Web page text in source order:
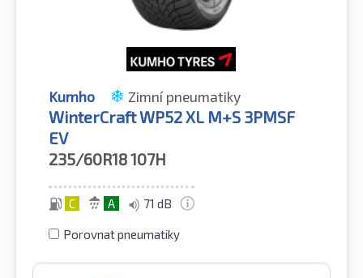
Kumho Zimní pneumatiky
WinterCraft WP52 XL M+S 3PMSF
EV
235/60R18107H
C A 71 dB
Porovnat pneumatiky